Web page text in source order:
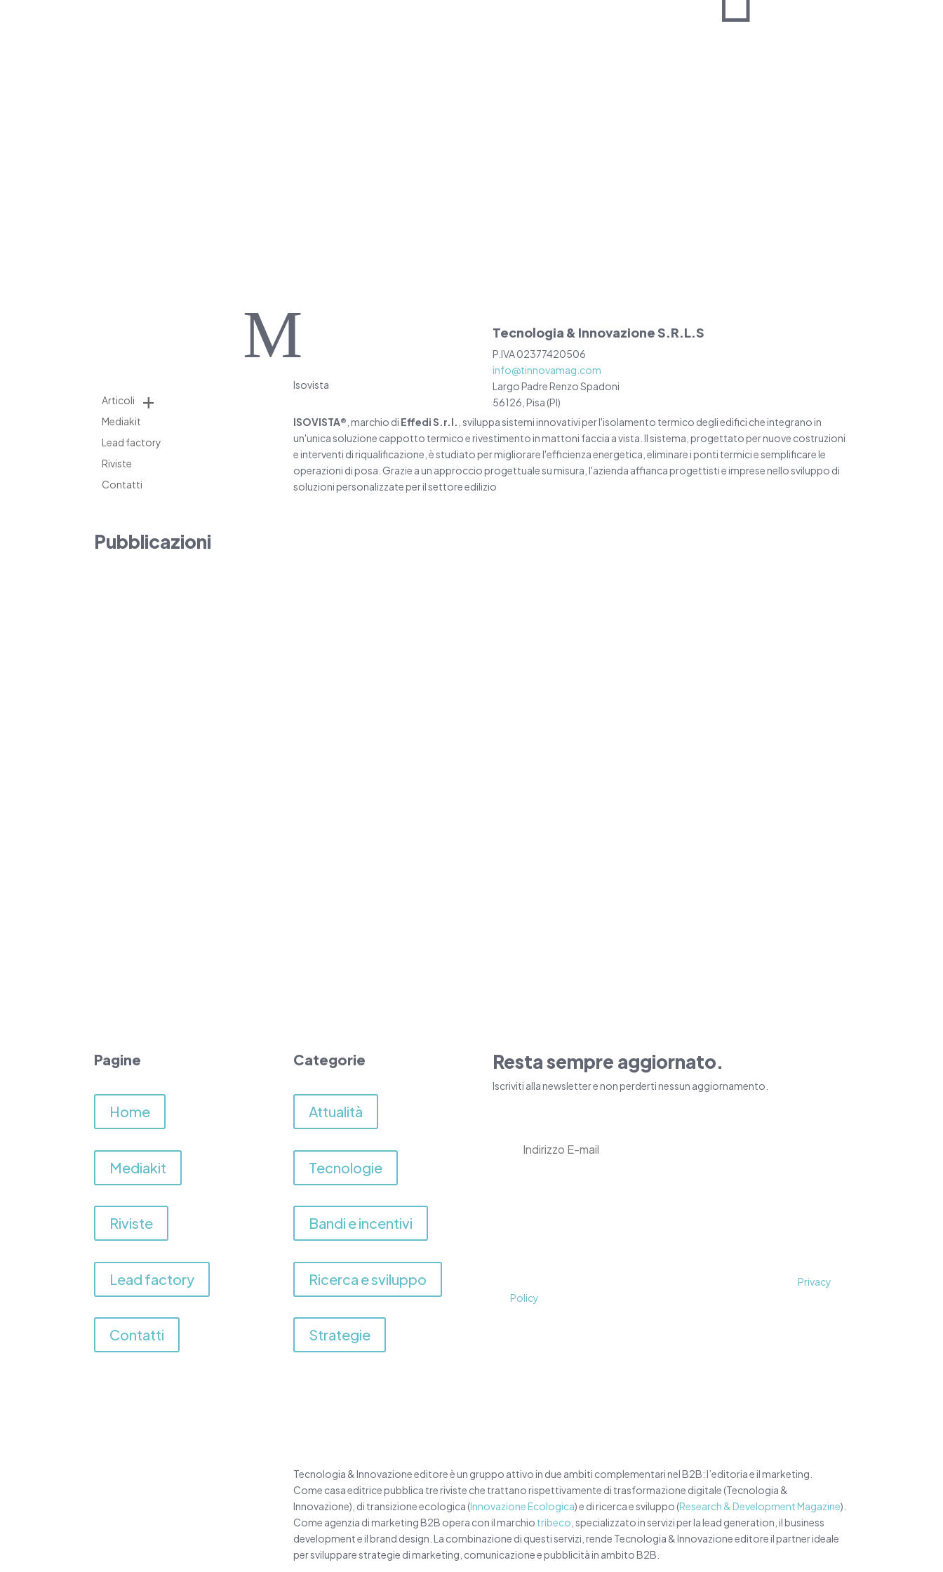
M
Articoli
Mediakit
Lead factory
Riviste
Contatti
Tecnologia & Innovazione S.R.L.S
P.IVA 02377420506
info@tinnovamag.com
Largo Padre Renzo Spadoni
56126, Pisa (PI)
Isovista
ISOVISTA® , marchio di Effedi S.r.l. , sviluppa sistemi innovativi per l'isolamento termico degli edifici che integrano in
un'unica soluzione cappotto termico e rivestimento in mattoni faccia a vista. Il sistema, progettato per nuove costruzioni
e interventi di riqualificazione, è studiato per migliorare l'efficienza energetica, eliminare i ponti termici e semplificare le
operazioni di posa. Grazie a un approccio progettuale su misura, l'azienda affianca progettisti e imprese nello sviluppo di
soluzioni personalizzate per il settore edilizio
Pubblicazioni
Pagine
Home
Mediakit
Riviste
Lead factory
Contatti
Categorie
Attualità
Tecnologie
Bandi e incentivi
Ricerca e sviluppo
Strategie
Resta sempre aggiornato.
Iscriviti alla newsletter e non perderti nessun aggiornamento.
Privacy
Policy.
Tecnologia & Innovazione editore è un gruppo attivo in due ambiti complementari nel B2B: l’editoria e il marketing.
Come casa editrice pubblica tre riviste che trattano rispettivamente di trasformazione digitale (Tecnologia &
Innovazione), di transizione ecologica (Innovazione Ecologica) e di ricerca e sviluppo (Research & Development Magazine).
Come agenzia di marketing B2B opera con il marchio tribeco , specializzato in servizi per la lead generation, il business
development e il brand design. La combinazione di questi servizi, rende Tecnologia & Innovazione editore il partner ideale
per sviluppare strategie di marketing, comunicazione e pubblicità in ambito B2B.